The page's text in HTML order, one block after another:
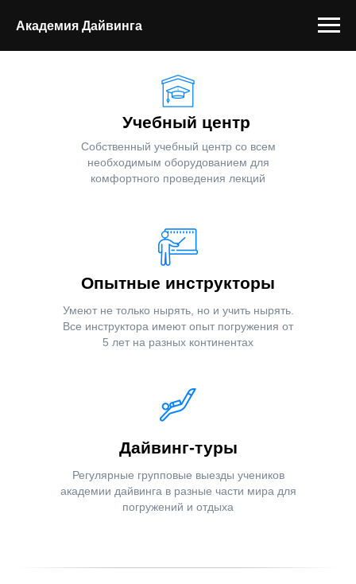
Академия Дайвинга
Собственный учебный центр со всем
необходимым оборудованием для
комфортного проведения лекций
Умеют не только нырять, но и учить нырять.
Все инструктора имеют опыт погружения от
5 лет на разных континентах
Регулярные групповые выезды учеников
академии дайвинга в разные части мира для
погружений и отдыха
Учебный центр
Опытные инструкторы
Дайвинг-туры